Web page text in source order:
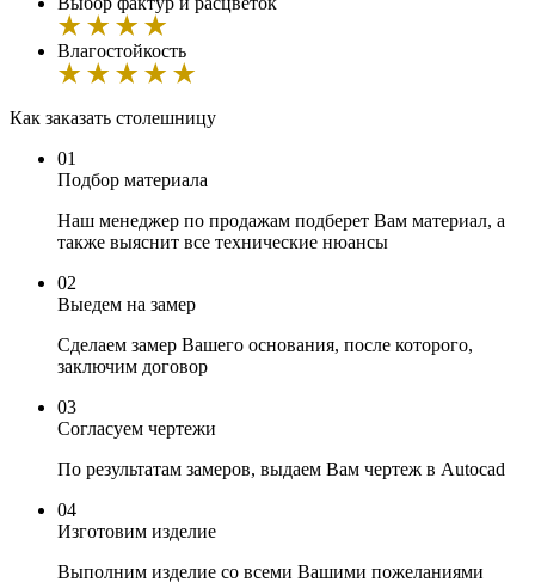
Влагостойкость
Как заказать cтолешницу
01
Подбор материала
Наш менеджер по продажам подберет Вам материал, а
также выяснит все технические нюансы
02
Выедем на замер
Сделаем замер Вашего основания, после которого,
заключим договор
03
Согласуем чертежи
По результатам замеров, выдаем Вам чертеж в Autocad
04
Изготовим изделие
Выполним изделие со всеми Вашими пожеланиями